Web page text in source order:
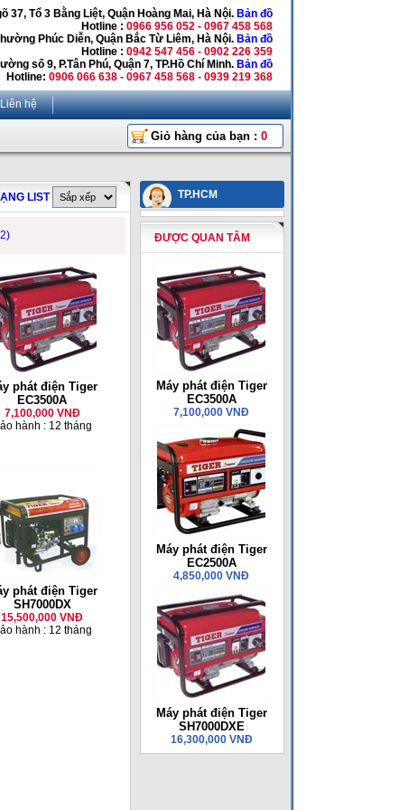
37, Tổ 3 Bằng Liệt, Quận Hoàng Mai, Hà Nội. Bản đồ
Hotline : 0966 956 052 - 0967 458 568
Phúc Diễn, Quận Bắc Từ Liêm, Hà Nội. Bản đồ
Hotline : 0942 547 456 - 0902 226 359
số 9, P.Tân Phú, Quận 7, TP.Hồ Chí Minh. Bản đồ
Hotline: 0906 066 638 - 0967 458 568 - 0939 219 368
Liên hệ
Giỏ hàng của bạn : 0
LIST
phát điện Tiger
EC3500A
7,100,000 VNĐ
hành : 12 tháng
phát điện Tiger
SH7000DX
15,500,000 VNĐ
hành : 12 tháng
TP.HCM
ĐƯỢC QUAN TÂM
Máy phát điện Tiger
EC3500A
7,100,000 VNĐ
Máy phát điện Tiger
EC2500A
4,850,000 VNĐ
Máy phát điện Tiger
SH7000DXE
16,300,000 VNĐ